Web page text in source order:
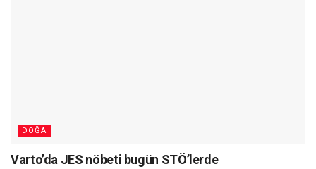
DOĞA
Varto’da JES nöbeti bugün STÖ’lerde